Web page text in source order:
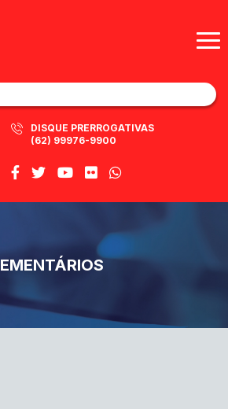
DISQUE PRERROGATIVAS
(62) 99976-9900
EMENTÁRIOS